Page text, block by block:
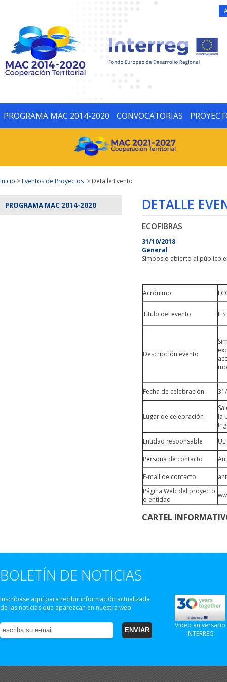
PROGRAMA MAC 2014-2020 CONVOCATORIAS
Inicio >Eventos de Proyectos > Detalle Evento
PROGRAMA MAC 2014-2020 DETALLE
ECOFIBRAS
31/10/2018
General
Simposio abierto al público
Acrónimo
Titulo del evento II
Descripción evento
Fecha de celebración
Lugar de celebración
la
Entidad responsable
Persona de contacto
E-mail de contacto
Página Web del proyecto
o entidad
CARTEL
BOLETÍN DE NOTICIAS
Inscríbase aquí para recibir información actualizada
de las noticias que aparezcan en nuestra web
Video aniversario
INTERREG